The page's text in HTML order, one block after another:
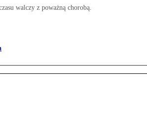
walczy z poważną chorobą.